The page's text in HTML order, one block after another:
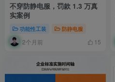
不穿防静电服，罚款 1.3 万真
实案例
功能性工装 防静电服
2个月前 15